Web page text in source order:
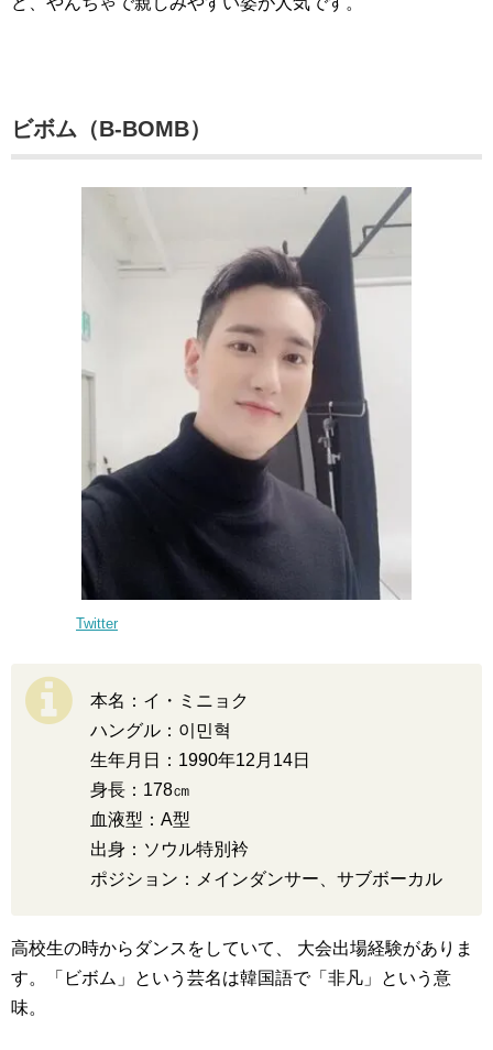
ビボム（B-BOMB）
Twitter
本名：イ・ミニョク
ハングル：이민혁
生年月日：1990年12月14日
身長：178㎝
血液型：A型
出身：ソウル特別衿
ポジション：メインダンサー、サブボーカル
高校生の時からダンスをしていて、 大会出場経験がありま
す。「ビボム」という芸名は韓国語で「非凡」という意
味。